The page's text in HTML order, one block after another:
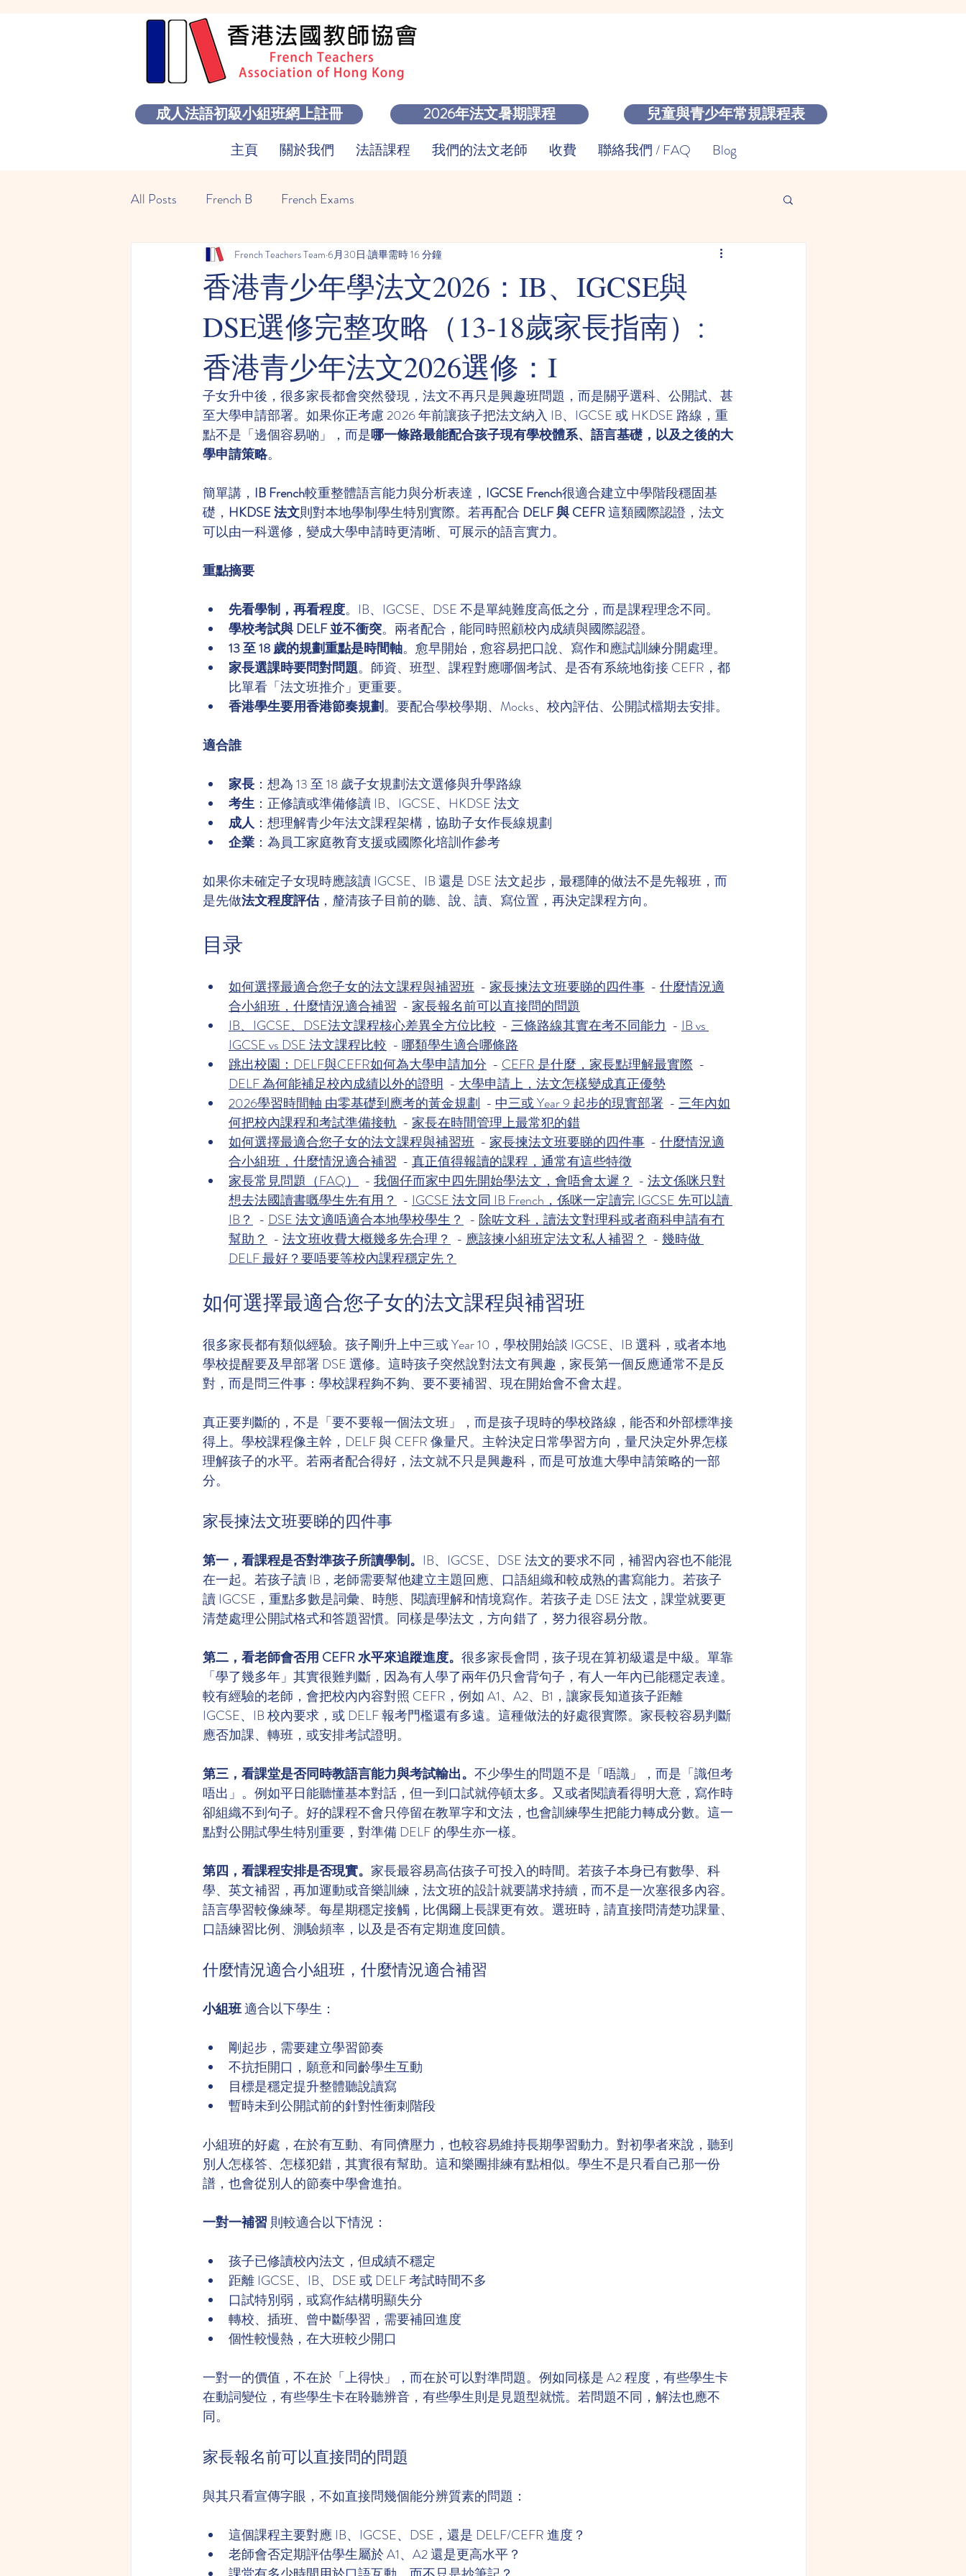
成人法語初級小組班網上註冊 2026年法文暑期課程 兒童與青少年常規課程表
主頁 關於我們 法語課程 我們的法文老師 收費 聯絡我們 / FAQ Blog
All Posts French B French Exams
香港青少年學法文2026：IB、IGCSE與
DSE選修完整攻略（13-18歲家長指南）:
香港青少年法文2026選修：I
French Teachers Team 6月30日 讀畢需時 16 分鐘
子女升中後，很多家長都會突然發現，法文不再只是興趣班問題，而是關乎選科、公開試、甚
至大學申請部署。如果你正考慮 2026 年前讓孩子把法文納入 IB、IGCSE 或 HKDSE 路線，重
點不是「邊個容易啲」，而是哪一條路最能配合孩子現有學校體系、語言基礎，以及之後的大
學申請策略。
簡單講， IB French較重整體語言能力與分析表達， IGCSE French很適合建立中學階段穩固基
礎， HKDSE 法文則對本地學制學生特別實際。若再配合 DELF 與 CEFR 這類國際認證，法文
可以由一科選修，變成大學申請時更清晰、可展示的語言實力。
重點摘要
先看學制，再看程度。IB、IGCSE、DSE 不是單純難度高低之分，而是課程理念不同。
學校考試與 DELF 並不衝突。兩者配合，能同時照顧校內成績與國際認證。
13 至 18 歲的規劃重點是時間軸。愈早開始，愈容易把口說、寫作和應試訓練分開處理。
家長選課時要問對問題。師資、班型、課程對應哪個考試、是否有系統地銜接 CEFR，都
比單看「法文班推介」更重要。
香港學生要用香港節奏規劃。要配合學校學期、Mocks、校內評估、公開試檔期去安排。
適合誰
家長 ：想為 13 至 18 歲子女規劃法文選修與升學路線
考生 ：正修讀或準備修讀 IB、IGCSE、HKDSE 法文
成人：想理解青少年法文課程架構，協助子女作長線規劃
企業 ：為員工家庭教育支援或國際化培訓作參考
如果你未確定子女現時應該讀 IGCSE、IB 還是 DSE 法文起步，最穩陣的做法不是先報班，而
是先做法文程度評估，釐清孩子目前的聽、說、讀、寫位置，再決定課程方向。
目录
如何選擇最適合您子女的法文課程與補習班
  -
家長揀法文班要睇的四件事
  -
什麼情況適
合小組班，什麼情況適合補習
  -
家長報名前可以直接問的問題
IB、IGCSE、DSE法文課程核心差異全方位比較
  -
三條路線其實在考不同能力
  -
IB vs
IGCSE vs DSE 法文課程比較
  -
哪類學生適合哪條路
跳出校園：DELF與CEFR如何為大學申請加分
  -
CEFR 是什麼，家長點理解最實際
  -
DELF 為何能補足校內成績以外的證明
  -
大學申請上，法文怎樣變成真正優勢
2026學習時間軸 由零基礎到應考的黃金規劃
  -
中三或 Year 9 起步的現實部署
  -
三年內如
何把校內課程和考試準備接軌
  -
家長在時間管理上最常犯的錯
如何選擇最適合您子女的法文課程與補習班
  -
家長揀法文班要睇的四件事
  -
什麼情況適
合小組班，什麼情況適合補習
  -
真正值得報讀的課程，通常有這些特徵
家長常見問題（FAQ）
  -
我個仔而家中四先開始學法文，會唔會太遲？
  -
法文係咪只對
想去法國讀書嘅學生先有用？
  -
IGCSE 法文同 IB French，係咪一定讀完 IGCSE 先可以讀
IB？
  -
DSE 法文適唔適合本地學校學生？
  -
除咗文科，讀法文對理科或者商科申請有冇
幫助？
  -
法文班收費大概幾多先合理？
  -
應該揀小組班定法文私人補習？
  -
幾時做
DELF 最好？要唔要等校內課程穩定先？
如何選擇最適合您子女的法文課程與補習班
很多家長都有類似經驗。孩子剛升上中三或 Year 10，學校開始談 IGCSE、IB 選科，或者本地
學校提醒要及早部署 DSE 選修。這時孩子突然說對法文有興趣，家長第一個反應通常不是反
對，而是問三件事：學校課程夠不夠、要不要補習、現在開始會不會太趕。
真正要判斷的，不是「要不要報一個法文班」，而是孩子現時的學校路線，能否和外部標準接
得上。學校課程像主幹，DELF 與 CEFR 像量尺。主幹決定日常學習方向，量尺決定外界怎樣
理解孩子的水平。若兩者配合得好，法文就不只是興趣科，而是可放進大學申請策略的一部
分。
家長揀法文班要睇的四件事
第一，看課程是否對準孩子所讀學制。 IB、IGCSE、DSE 法文的要求不同，補習內容也不能混
在一起。若孩子讀 IB，老師需要幫他建立主題回應、口語組織和較成熟的書寫能力。若孩子
讀 IGCSE，重點多數是詞彙、時態、閱讀理解和情境寫作。若孩子走 DSE 法文，課堂就要更
清楚處理公開試格式和答題習慣。同樣是學法文，方向錯了，努力很容易分散。
第二，看老師會否用 CEFR 水平來追蹤進度。 很多家長會問，孩子現在算初級還是中級。單靠
「學了幾多年」其實很難判斷，因為有人學了兩年仍只會背句子，有人一年內已能穩定表達。
較有經驗的老師，會把校內內容對照 CEFR，例如 A1、A2、B1，讓家長知道孩子距離
IGCSE、IB 校內要求，或 DELF 報考門檻還有多遠。這種做法的好處很實際。家長較容易判斷
應否加課、轉班，或安排考試證明。
第三，看課堂是否同時教語言能力與考試輸出。 不少學生的問題不是「唔識」，而是「識但考
唔出」。例如平日能聽懂基本對話，但一到口試就停頓太多。又或者閱讀看得明大意，寫作時
卻組織不到句子。好的課程不會只停留在教單字和文法，也會訓練學生把能力轉成分數。這一
點對公開試學生特別重要，對準備 DELF 的學生亦一樣。
第四，看課程安排是否現實。 家長最容易高估孩子可投入的時間。若孩子本身已有數學、科
學、英文補習，再加運動或音樂訓練，法文班的設計就要講求持續，而不是一次塞很多內容。
語言學習較像練琴。每星期穩定接觸，比偶爾上長課更有效。選班時，請直接問清楚功課量、
口語練習比例、測驗頻率，以及是否有定期進度回饋。
什麼情況適合小組班，什麼情況適合補習
小組班 適合以下學生：
剛起步，需要建立學習節奏
不抗拒開口，願意和同齡學生互動
目標是穩定提升整體聽說讀寫
暫時未到公開試前的針對性衝刺階段
小組班的好處，在於有互動、有同儕壓力，也較容易維持長期學習動力。對初學者來說，聽到
別人怎樣答、怎樣犯錯，其實很有幫助。這和樂團排練有點相似。學生不是只看自己那一份
譜，也會從別人的節奏中學會進拍。
一對一補習 則較適合以下情況：
孩子已修讀校內法文，但成績不穩定
距離 IGCSE、IB、DSE 或 DELF 考試時間不多
口試特別弱，或寫作結構明顯失分
轉校、插班、曾中斷學習，需要補回進度
個性較慢熱，在大班較少開口
一對一的價值，不在於「上得快」，而在於可以對準問題。例如同樣是 A2 程度，有些學生卡
在動詞變位，有些學生卡在聆聽辨音，有些學生則是見題型就慌。若問題不同，解法也應不
同。
家長報名前可以直接問的問題
與其只看宣傳字眼，不如直接問幾個能分辨質素的問題：
這個課程主要對應 IB、IGCSE、DSE，還是 DELF/CEFR 進度？
老師會否定期評估學生屬於 A1、A2 還是更高水平？